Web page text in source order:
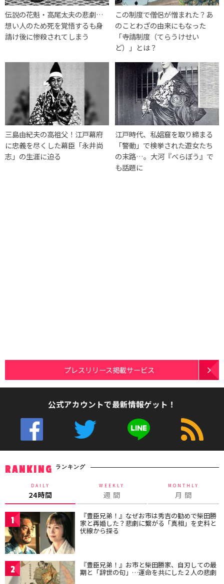
伝説の花魁・高尾太夫の悲劇…
想い人のため死を覚悟するも身
請け後に惨殺されてしまう
この制度で僧侶が憎まれた？あ
のことわざの由来にもなった
「寺請制度（てらうけせい
ど）」とは？
三島由紀夫の高祖父！江戸幕府
に忠義を尽くした幕臣「永井尚
志」の生涯に迫る
江戸時代、私娼窟を取り締まる
「警動」で検挙された遊女たち
の末路…。大河『べらぼう』で
も話題に
プレスリリース掲載サービス
公式アカウントで最新情報ゲット！
RANKING ランキング
DAILY
24時間
WEEKLY
週 間
MONTHLY
月 間
1 『豊臣兄弟！』なぜお市は秀吉の勧めで柴田勝
家と再婚した？悲劇に繋がる「真相」を史料と
伏線から探る
2 『豊臣兄弟！』お市と柴田勝家、自刃しての最
期と「辞世の句」…運命を共にした２人の悲劇